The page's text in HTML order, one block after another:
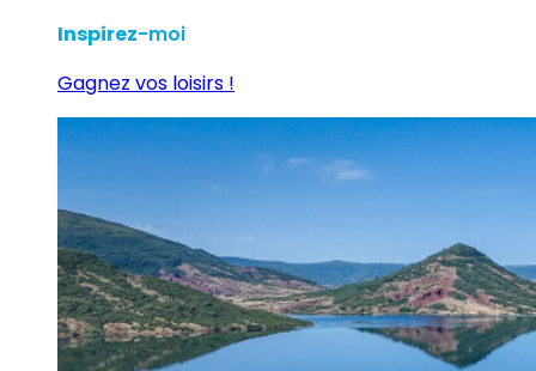
Inspirez-moi
Gagnez vos loisirs !